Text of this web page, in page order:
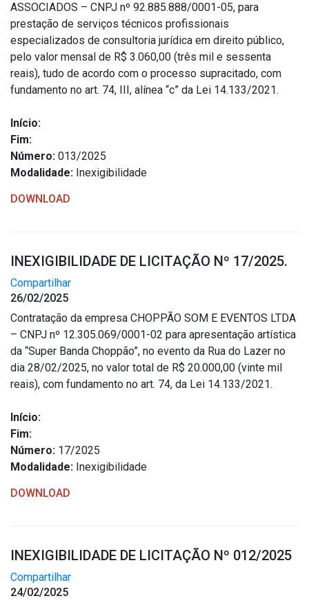
ASSOCIADOS – CNPJ nº 92.885.888/0001-05, para
prestação de serviços técnicos profissionais
especializados de consultoria jurídica em direito público,
pelo valor mensal de R$ 3.060,00 (três mil e sessenta
reais), tudo de acordo com o processo supracitado, com
fundamento no art. 74, III, alínea “c” da Lei 14.133/2021.
Início:
Fim:
Número: 013/2025
Modalidade: Inexigibilidade
DOWNLOAD
INEXIGIBILIDADE DE LICITAÇÃO Nº 17/2025.
Compartilhar
26/02/2025
Contratação da empresa CHOPPÃO SOM E EVENTOS LTDA
– CNPJ nº 12.305.069/0001-02 para apresentação artística
da “Super Banda Choppão”, no evento da Rua do Lazer no
dia 28/02/2025, no valor total de R$ 20.000,00 (vinte mil
reais), com fundamento no art. 74, da Lei 14.133/2021.
Início:
Fim:
Número: 17/2025
Modalidade: Inexigibilidade
DOWNLOAD
INEXIGIBILIDADE DE LICITAÇÃO Nº 012/2025
Compartilhar
24/02/2025